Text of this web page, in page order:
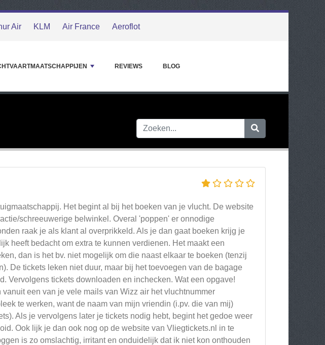
Air KLM Air France Aeroflot
REVIEWS BLOG
Het begint al bij het boeken van je vlucht. De website
schreeuwerige belwinkel. Overal 'poppen' er onnodige
raak je als klant al overprikkeld. Als je dan gaat boeken krijg je
heeft bedacht om extra te kunnen verdienen. Het maakt een
dan is het bv. niet mogelijk om die naast elkaar te boeken (tenzij
De tickets leken niet duur, maar bij het toevoegen van de bagage
Vervolgens tickets downloaden en inchecken. Wat een opgave!
een van je vele mails van Wizz air het vluchtnummer
te werken, want de naam van mijn vriendin (i.pv. die van mij)
Als je vervolgens later je tickets nodig hebt, begint het gedoe weer
Ook lijk je dan ook nog op de website van Vliegtickets.nl in te
is zo omslachtig, irritant en onduidelijk dat ik niet kon onthouden